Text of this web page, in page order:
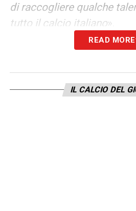
di raccogliere qualche
tutto il calcio italiano».
READ MORE
IL CALCIO DEL